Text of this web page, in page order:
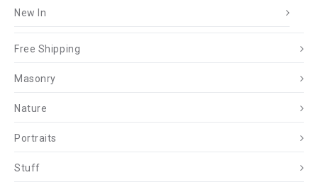
New In
Free Shipping
Masonry
Nature
Portraits
Stuff